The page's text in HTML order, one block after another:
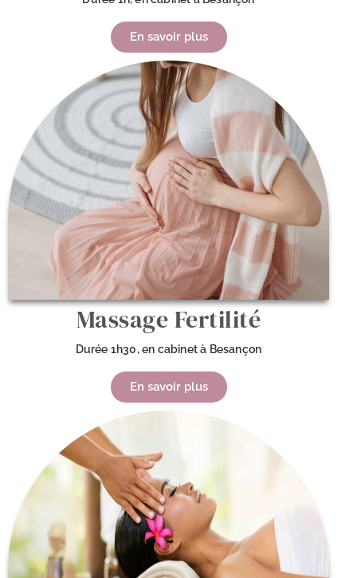
En savoir plus
Massage Fertilité
Durée 1h30, en cabinet à Besançon
En savoir plus